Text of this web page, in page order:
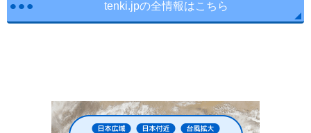
tenki.jpの全情報はこちら